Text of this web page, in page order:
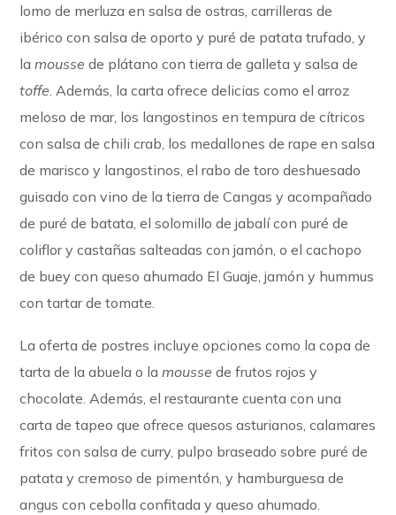
lomo de merluza en salsa de ostras, carrilleras de
ibérico con salsa de oporto y puré de patata trufado, y
la moussede plátano con tierra de galleta y salsa de
toffe . Además, la carta ofrece delicias como el arroz
meloso de mar, los langostinos en tempura de cítricos
con salsa de chili crab, los medallones de rape en salsa
de marisco y langostinos, el rabo de toro deshuesado
guisado con vino de la tierra de Cangas y acompañado
de puré de batata, el solomillo de jabalí con puré de
coliflor y castañas salteadas con jamón, o el cachopo
de buey con queso ahumado El Guaje, jamón y hummus
con tartar de tomate.
La oferta de postres incluye opciones como la copa de
tarta de la abuela o la moussede frutos rojos y
chocolate. Además, el restaurante cuenta con una
carta de tapeo que ofrece quesos asturianos, calamares
fritos con salsa de curry, pulpo braseado sobre puré de
patata y cremoso de pimentón, y hamburguesa de
angus con cebolla confitada y queso ahumado.